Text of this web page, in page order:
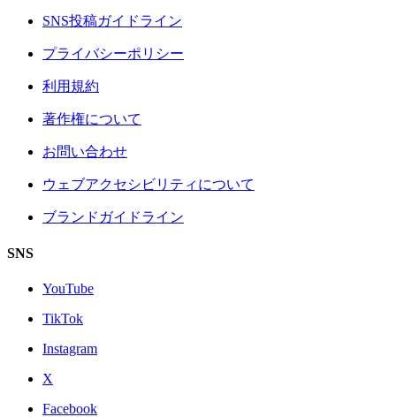
SNS投稿ガイドライン
プライバシーポリシー
利用規約
著作権について
お問い合わせ
ウェブアクセシビリティについて
ブランドガイドライン
SNS
YouTube
TikTok
Instagram
X
Facebook